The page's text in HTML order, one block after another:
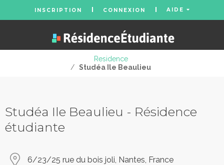
INSCRIPTION CONNEXION AIDE
Residence
/ Studéa Ile Beaulieu
Studéa Ile Beaulieu - Résidence
étudiante
6/23/25 rue du bois joli, Nantes, France